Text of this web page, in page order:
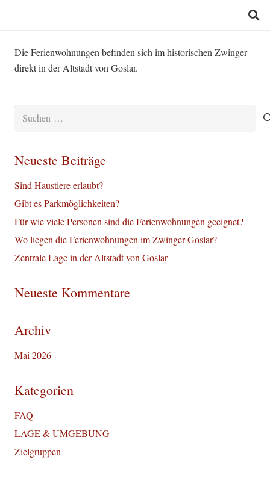
Die Ferienwohnungen befinden sich im historischen Zwinger
direkt in der Altstadt von Goslar.
Suchen
Neueste Beiträge
Sind Haustiere erlaubt?
Gibt es Parkmöglichkeiten?
Für wie viele Personen sind die Ferienwohnungen geeignet?
Wo liegen die Ferienwohnungen im Zwinger Goslar?
Zentrale Lage in der Altstadt von Goslar
Neueste Kommentare
Archiv
Mai 2026
Kategorien
FAQ
LAGE & UMGEBUNG
Zielgruppen